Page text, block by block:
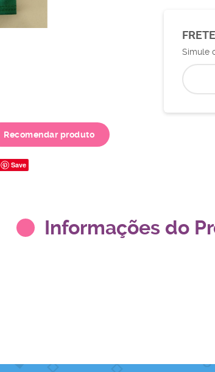
Recomendar produto
Save
Simule
Informações do